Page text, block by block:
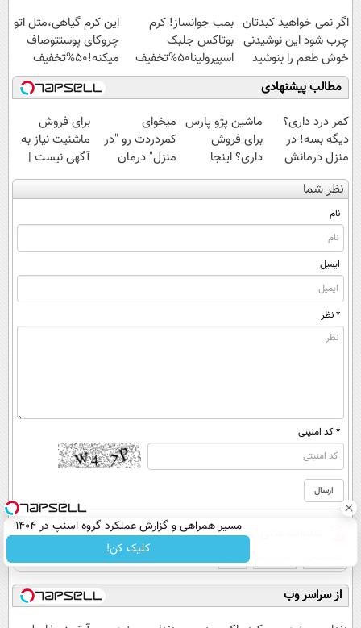
ویژه
اگر نمی خواهید کبدتان
چرب شود این نوشیدنی
خوش طعم را بنوشید
بمب جوانساز! کرم
بوتاکس جلبک
اسپیرولینا50%تخفیف
این کرم گیاهی،مثل اتو
چروکای پوستتوصاف
میکنه!50%تخفیف
مطالب پیشنهادی
کمر درد داری؟
دیگه بسه! در
منزل درمانش
کن
(◀پرسش‌نامه)
ماشین پژو پارس
برای فروش
داری؟ اینجا
سریع بفروشش
میخوای
کمردردت رو "در
منزل" درمان
کنی؟ (◂فیلم +
◂پرسش‌نامه)
برای فروش
ماشنیت نیاز به
آگهی نیست |
اینجا راحت
بفروشش
نظر شما
نام
ایمیل
* نظر
* کد امنیتی
از سراسر وب
مسیر همراهی و گزارش عملکرد گروه اسنپ در ۱۴۰۴
کلیک کن!